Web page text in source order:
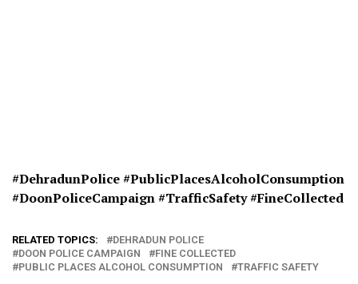
#DehradunPolice #PublicPlacesAlcoholConsumption
#DoonPoliceCampaign #TrafficSafety #FineCollected
RELATED TOPICS:
DEHRADUN POLICE
DOON POLICE CAMPAIGN
FINE COLLECTED
PUBLIC PLACES ALCOHOL CONSUMPTION
TRAFFIC SAFETY